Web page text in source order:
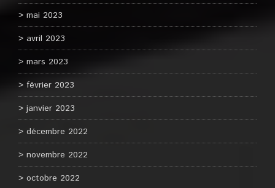
mai 2023
avril 2023
mars 2023
février 2023
janvier 2023
décembre 2022
novembre 2022
octobre 2022